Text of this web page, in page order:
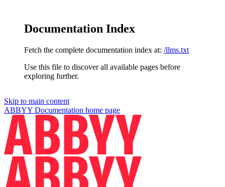
Documentation Index
Fetch the complete documentation index at: /llms.txt
Use this file to discover all available pages before
exploring further.
Skip to main content
ABBYY Documentation home page